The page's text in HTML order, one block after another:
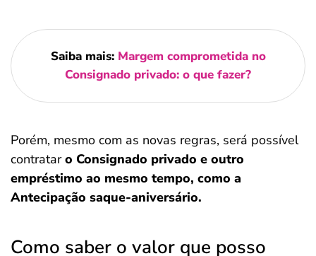
Saiba mais: Margem comprometida no
Consignado privado: o que fazer?
Porém, mesmo com as novas regras, será possível
contrataro Consignado privado e outro
empréstimo ao mesmo tempo, como a
Antecipação saque-aniversário.
Como saber o valor que posso